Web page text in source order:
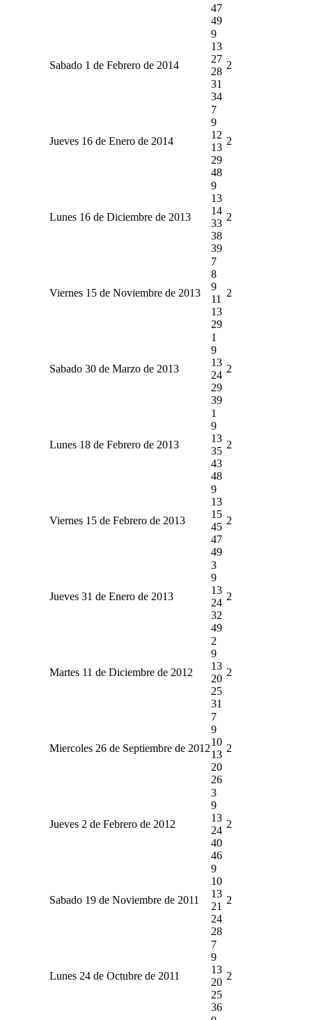
47
49
Sabado 1 de Febrero de 2014
9
13
27
28
31
34
2
Jueves 16 de Enero de 2014
7
9
12
13
29
48
2
Lunes 16 de Diciembre de 2013
9
13
14
33
38
39
2
Viernes 15 de Noviembre de 2013
7
8
9
11
13
29
2
Sabado 30 de Marzo de 2013
1
9
13
24
29
39
2
Lunes 18 de Febrero de 2013
1
9
13
35
43
48
2
Viernes 15 de Febrero de 2013
9
13
15
45
47
49
2
Jueves 31 de Enero de 2013
3
9
13
24
32
49
2
Martes 11 de Diciembre de 2012
2
9
13
20
25
31
2
Miercoles 26 de Septiembre de 2012
7
9
10
13
20
26
2
Jueves 2 de Febrero de 2012
3
9
13
24
40
46
2
Sabado 19 de Noviembre de 2011
9
10
13
21
24
28
2
Lunes 24 de Octubre de 2011
7
9
13
20
25
36
2